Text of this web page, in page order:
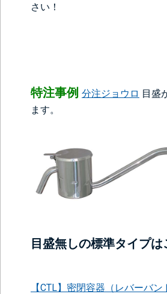
さい！
特注事例 分注ジョウロ 目盛
ます。
目盛無しの標準タイプは
【CTL】密閉容器（レバーバン